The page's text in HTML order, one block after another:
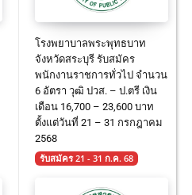
โรงพยาบาลพระพุทธบาท
จังหวัดสระบุรี รับสมัคร
พนักงานราชการทั่วไป จำนวน
6 อัตรา วุฒิ ปวส. – ป.ตรี เงิน
เดือน 16,700 – 23,600 บาท
ตั้งแต่วันที่ 21 – 31 กรกฎาคม
2568
รับสมัคร 21 - 31 ก.ค. 68